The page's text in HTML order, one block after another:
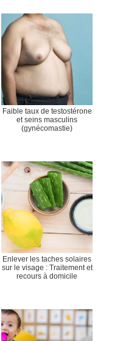
Faible taux de testostérone
et seins masculins
(gynécomastie)
Enlever les taches solaires
sur le visage : Traitement et
recours à domicile